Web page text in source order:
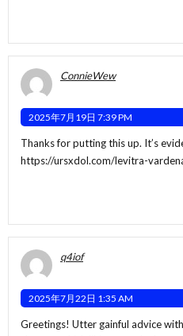
ConnieWew
2025年7月19日 7:39 PM
Thanks for putting this up. It’s
https://ursxdol.com/levitra-
q4iof
2025年7月22日 1:35 AM
Greetings! Utter gainful advice